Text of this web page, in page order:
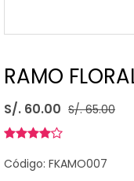
RAMO
S/. 60.00 S/. 65.00
Código: FKAMO007